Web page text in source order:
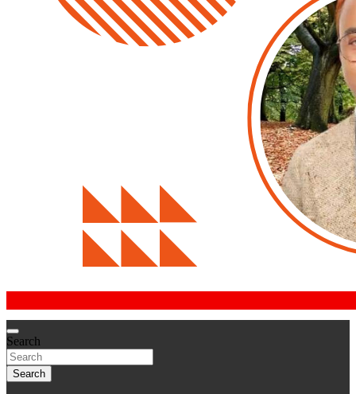
Search
Search